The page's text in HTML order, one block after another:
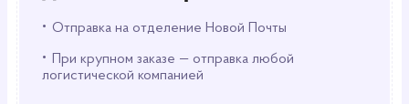
• Отправка на отделение Новой Почты
•
При крупном заказе — отправка любой
логистической компанией